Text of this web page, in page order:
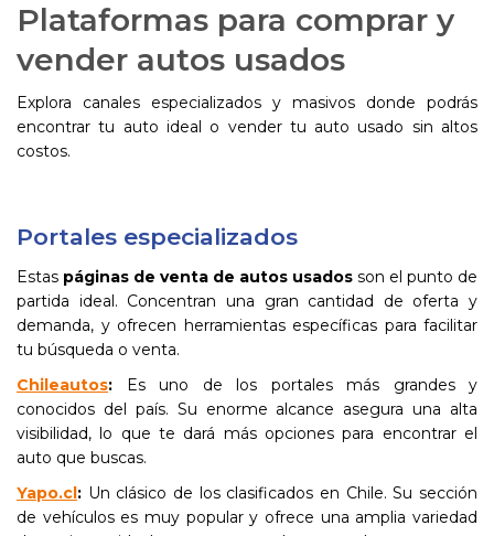
Plataformas para comprar y
vender autos usados
Explora canales especializados y masivos donde podrás
encontrar tu auto ideal o vender tu auto usado sin altos
costos.
Portales especializados
Estas páginas de venta de autos usados son el punto de
partida ideal. Concentran una gran cantidad de oferta y
demanda, y ofrecen herramientas específicas para facilitar
tu búsqueda o venta.
Chileautos: Es uno de los portales más grandes y
conocidos del país. Su enorme alcance asegura una alta
visibilidad, lo que te dará más opciones para encontrar el
auto que buscas.
Yapo.cl: Un clásico de los clasificados en Chile. Su sección
de vehículos es muy popular y ofrece una amplia variedad